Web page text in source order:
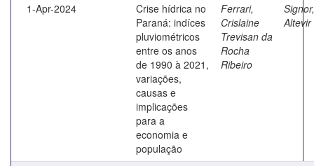
1-Apr-2024
Crise hídrica no
Paraná: indíces
pluviométricos
entre os anos
de 1990 à 2021,
variações,
causas e
implicações
para a
economia e
população
Ferrari,
Crislaine
Trevisan da
Rocha
Ribeiro
Signor,
Altevir